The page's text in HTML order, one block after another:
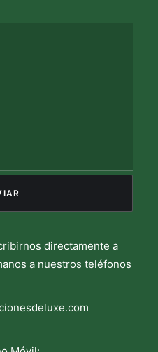
directamente a
a nuestros teléfonos